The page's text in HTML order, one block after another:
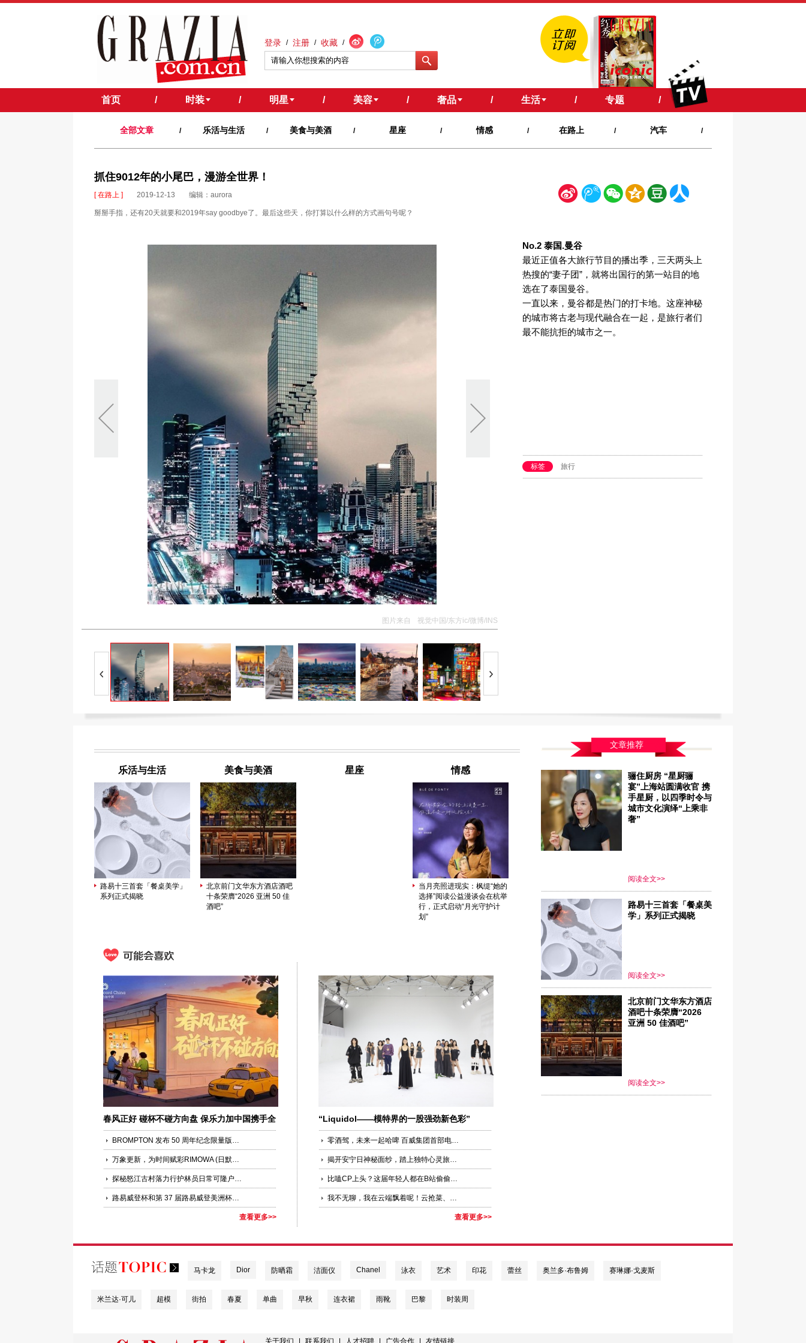
登录 / 注册 / 收藏 /
首页 / 时装 / 明星 / 美容 / 奢品 / 生活 / 专题 /
全部文章 / 乐活与生活 / 美食与美酒 / 星座 / 情感 / 在路上 / 汽车 /
抓住9012年的小尾巴，漫游全世界！
[ 在路上 ] 2019-12-13 编辑：aurora
掰掰手指，还有20天就要和2019年say goodbye了。最后这些天，你打算以什么样的方式画句号呢？
新 腾 微 空 豆
图片来自 视觉中国/东方ic/微博/INS
No.2 泰国.曼谷
最近正值各大旅行节目的播出季，三天两头上
热搜的“妻子团”，就将出国行的第一站目的地
选在了泰国曼谷。
一直以来，曼谷都是热门的打卡地。这座神秘
的城市将古老与现代融合在一起，是旅行者们
最不能抗拒的城市之一。
标签 旅行
乐活与生活
路易十三首套「餐桌美学」
系列正式揭晓
美食与美酒
北京前门文华东方酒店酒吧
十条荣膺“2026 亚洲 50 佳
酒吧”
星座 情感
当月亮照进现实：枫缇“她的
选择”阅读公益漫谈会在杭举
行，正式启动“月光守护计
划”
春风正好 碰杯不碰方向盘 保乐力加中国携手全
国百家酒吧共同倡导“酒后不驾车”
BROMPTON 发布 50 周年纪念限量版车型 以大师工艺铸就时代典藏
万象更新，为时间赋彩RIMOWA (日默瓦)推出ESSENTIAL系列全新季节限定色海洋蓝
探秘怒江古村落力行护林员日常可隆户外店落驻雾里
路易威登杯和第 37 届路易威登美洲杯帆船赛
查看更多>>
“Liquidol——模特界的一股强劲新色彩”
零酒驾，未来一起哈啤 百威集团首部电竞风公益大片上线， 2020 “明智饮酒，拒绝酒驾”盛典在沪举行
揭开安宁日神秘面纱，踏上独特心灵旅程 于享负盛名的巴厘岛阿雅娜水疗度假村体验别具一格的文化活动
比嗑CP上头？这届年轻人都在B站偷偷学习呢
我不无聊，我在云端飘着呢！云抢菜、云办公、云蹦迪......
查看更多>>
文章推荐
骊住厨房 “星厨骊
宴”上海站圆满收官 携
手星厨，以四季时令与
城市文化演绎“上乘非
奢”
阅读全文>>
路易十三首套「餐桌美
学」系列正式揭晓
阅读全文>>
北京前门文华东方酒店
酒吧十条荣膺“2026
亚洲 50 佳酒吧”
阅读全文>>
马卡龙 Dior 防晒霜 洁面仪 Chanel 泳衣 艺术 印花 蕾丝 奥兰多·布鲁姆 赛琳娜·戈麦斯
米兰达·可儿 超模 街拍 春夏 单曲 早秋 连衣裙 雨靴 巴黎 时装周
关于我们 联系我们 人才招聘 广告合作 友情链接